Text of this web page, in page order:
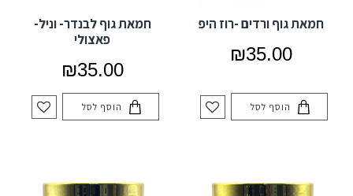
חמאת גוף ורדים -רוז היפ
₪35.00
הוסף לסל
חמאת גוף לבנדר- וניל-
פאצולי
₪35.00
הוסף לסל